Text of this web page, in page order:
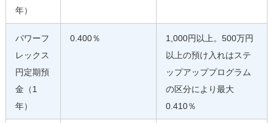
年）
パワーフ
レックス
円定期預
金（1
年）
0.400％
1,000円以上。500万円
以上の預け入れはステ
ップアッププログラム
の区分により最大
0.410％